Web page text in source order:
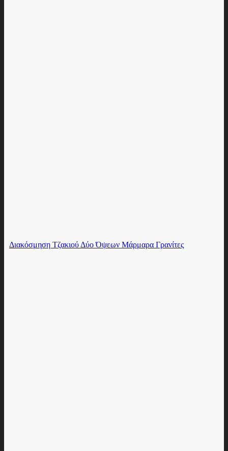
Διακόσμηση Τζακιού Δύο Όψεων Μάρμαρα Γρανίτες